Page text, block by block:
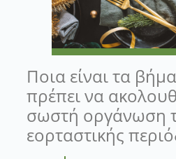
Ποια είναι τα
πρέπει να
σωστή οργάνωση
εορταστικής